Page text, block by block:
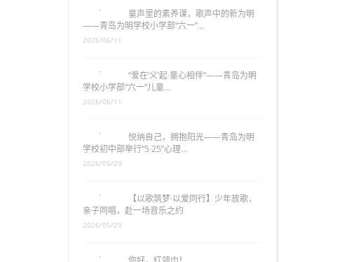
童声里的素养课，歌声中的新为明
——青岛为明学校小学部“六一”…
“爱在‘义’起·童心相伴”——青岛为明
学校小学部“六一”儿童…
悦纳自己，拥抱阳光——青岛为明
学校初中部举行“5·25”心理…
2026/05/29
【以歌筑梦·以爱同行】少年放歌，
亲子同唱，赴一场音乐之约
2026/05/29